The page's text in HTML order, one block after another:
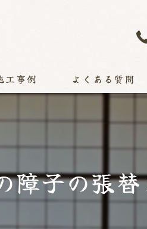
工事例 よくある質問
障子の張